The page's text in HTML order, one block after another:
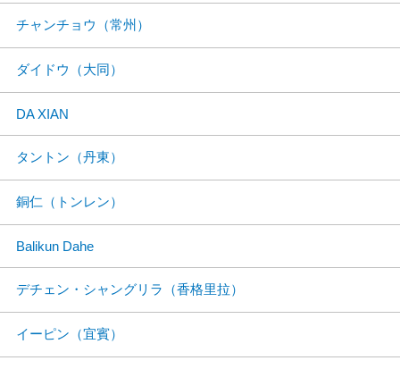
チャンチョウ（常州）
ダイドウ（大同）
DA XIAN
タントン（丹東）
銅仁（トンレン）
Balikun Dahe
デチェン・シャングリラ（香格里拉）
イーピン（宜賓）